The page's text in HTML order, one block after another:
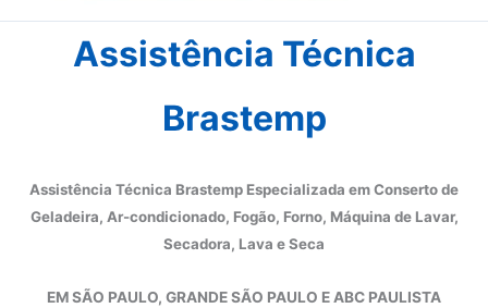
Assistência Técnica
Brastemp
Assistência Técnica Brastemp Especializada em Conserto de
Geladeira, Ar-condicionado, Fogão, Forno, Máquina de Lavar,
Secadora, Lava e Seca
EM SÃO PAULO, GRANDE SÃO PAULO E ABC PAULISTA